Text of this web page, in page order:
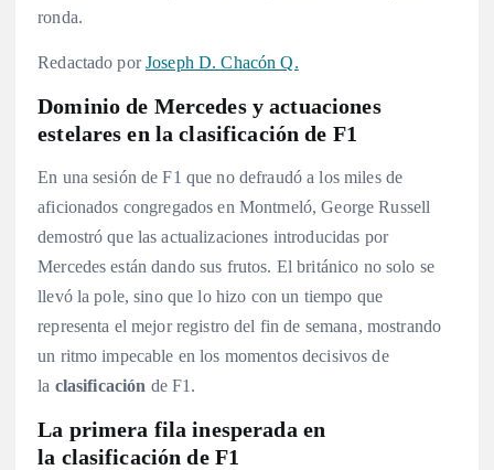
ronda.
Redactado porJoseph D. Chacón Q.
Dominio de Mercedes y actuaciones
estelares en la clasificación de F1
En una sesión de F1 que no defraudó a los miles de
aficionados congregados en Montmeló, George Russell
demostró que las actualizaciones introducidas por
Mercedes están dando sus frutos. El británico no solo se
llevó la pole, sino que lo hizo con un tiempo que
representa el mejor registro del fin de semana, mostrando
un ritmo impecable en los momentos decisivos de
la clasificación de F1 .
La primera fila inesperada en
la clasificación de F1